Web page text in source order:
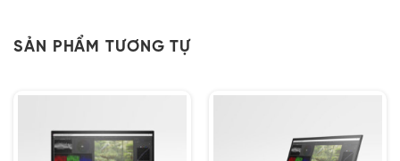
SẢN PHẨM TƯƠNG TỰ